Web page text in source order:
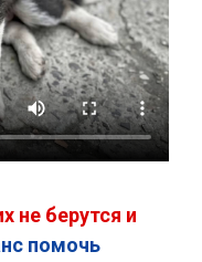
не берутся и
помочь